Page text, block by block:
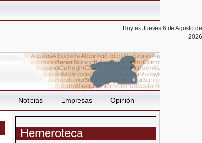
Hoy es Jueves 6 de Agosto de
2026
Noticias Empresas Opinión
Hemeroteca